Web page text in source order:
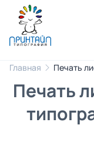
Главная Печать
Печать